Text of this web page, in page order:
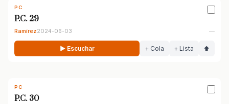
PC
P.C. 29
Ramírez2024-06-03 —
▶ Escuchar + Cola + Lista ⬆
PC
P.C. 30